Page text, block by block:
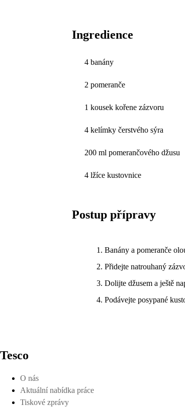
Ingredience
4 banány
2 pomeranče
1 kousek kořene zázvoru
4 kelímky čerstvého sýra
200 ml pomerančového džusu
4 lžíce kustovnice
Postup přípravy
Banány a pomeranče
Přidejte natrouhaný
Dolijte džusem a ještě
Podávejte posypané
Tesco
O nás
Aktuální nabídka práce
Tiskové zprávy